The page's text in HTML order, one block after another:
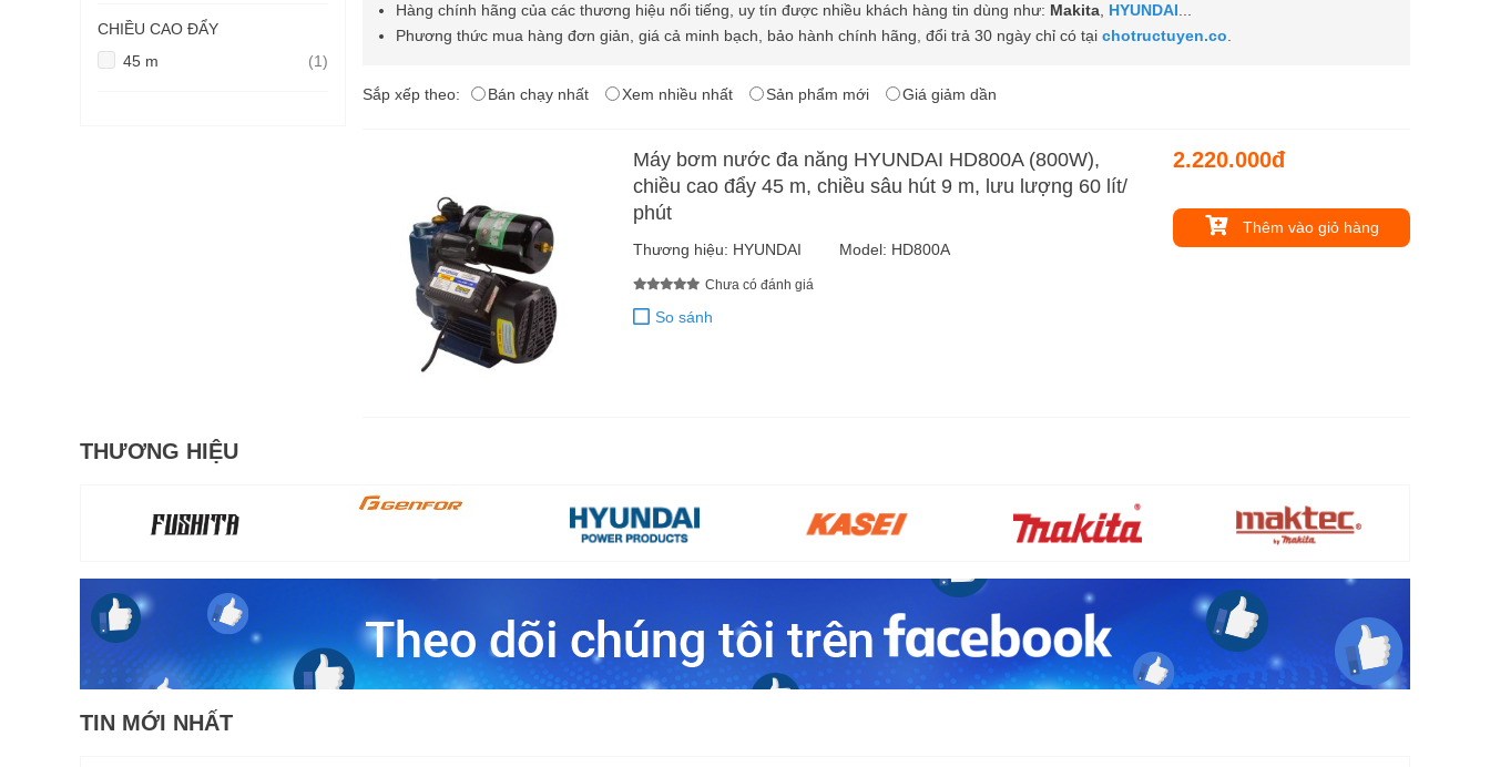
Hàng chính hãng của các thương hiệu nổi tiếng, uy tín được nhiều khách hàng tin dùng như: Makita HYUNDAI
Phương thức mua hàng đơn giản, giá cả minh bạch, bảo hành chính hãng, đổi trả 30 ngày chỉ có tại chotructuyen.co
Sắp xếp theo: Bán chạy nhất Xem nhiều nhất Sản phẩm mới Giá giảm dần
Máy bơm nước đa năng HYUNDAI HD800A (800W),
chiều cao đẩy 45 m, chiều sâu hút 9 m, lưu lượng 60 lít/
phút
Thương hiệu: HYUNDAI Model: HD800A
Chưa có đánh giá
So sánh
2.220.000đ
Thêm vào giỏ hàng
CHIỀU CAO ĐẨY
45 m
1sản
THƯƠNG HIỆU
TIN MỚI NHẤT